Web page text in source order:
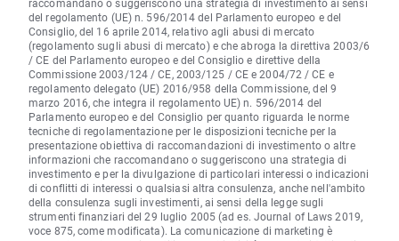
del regolamento (UE) n. 596/2014 del Parlamento europeo e del
Consiglio, del 16 aprile 2014, relativo agli abusi di mercato
(regolamento sugli abusi di mercato) e che abroga la direttiva 2003/6
/ CE del Parlamento europeo e del Consiglio e direttive della
Commissione 2003/124 / CE, 2003/125 / CE e 2004/72 / CE e
regolamento delegato (UE) 2016/958 della Commissione, del 9
marzo 2016, che integra il regolamento UE) n. 596/2014 del
Parlamento europeo e del Consiglio per quanto riguarda le norme
tecniche di regolamentazione per le disposizioni tecniche per la
presentazione obiettiva di raccomandazioni di investimento o altre
informazioni che raccomandano o suggeriscono una strategia di
investimento e per la divulgazione di particolari interessi o indicazioni
di conflitti di interessi o qualsiasi altra consulenza, anche nell'ambito
della consulenza sugli investimenti, ai sensi della legge sugli
strumenti finanziari del 29 luglio 2005 (ad es. Journal of Laws 2019,
voce 875, come modificata). La comunicazione di marketing è